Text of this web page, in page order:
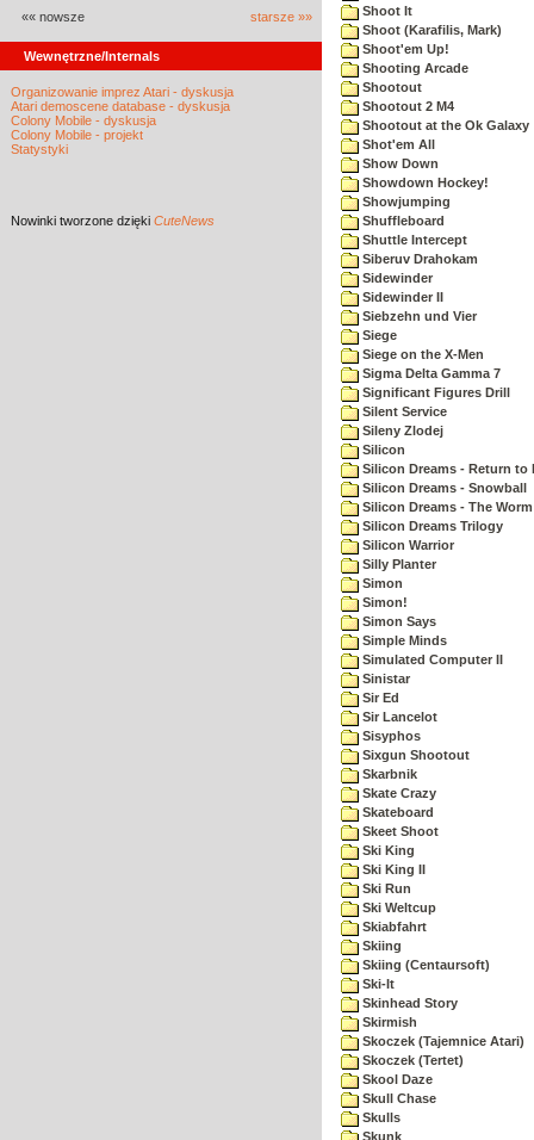
«« nowsze starsze »»
Wewnętrzne/Internals
Organizowanie imprez Atari - dyskusja
Atari demoscene database - dyskusja
Colony Mobile - dyskusja
Colony Mobile - projekt
Statystyki
Nowinki tworzone dzięki CuteNews
Shoot It
Shoot (Karafilis, Mark)
Shoot'em Up!
Shooting Arcade
Shootout
Shootout 2 M4
Shootout at the Ok Galaxy
Shot'em All
Show Down
Showdown Hockey!
Showjumping
Shuffleboard
Shuttle Intercept
Siberuv Drahokam
Sidewinder
Sidewinder II
Siebzehn und Vier
Siege
Siege on the X-Men
Sigma Delta Gamma 7
Significant Figures Drill
Silent Service
Sileny Zlodej
Silicon
Silicon Dreams - Return to
Silicon Dreams - Snowball
Silicon Dreams - The
Silicon Dreams Trilogy
Silicon Warrior
Silly Planter
Simon
Simon!
Simon Says
Simple Minds
Simulated Computer II
Sinistar
Sir Ed
Sir Lancelot
Sisyphos
Sixgun Shootout
Skarbnik
Skate Crazy
Skateboard
Skeet Shoot
Ski King
Ski King II
Ski Run
Ski Weltcup
Skiabfahrt
Skiing
Skiing (Centaursoft)
Ski-It
Skinhead Story
Skirmish
Skoczek (Tajemnice Atari)
Skoczek (Tertet)
Skool Daze
Skull Chase
Skulls
Skunk